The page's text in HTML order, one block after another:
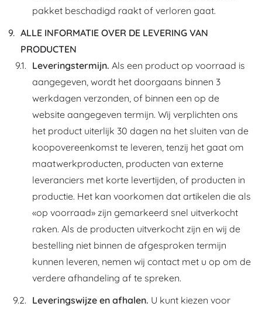
pakket beschadigd raakt of verloren gaat.
ALLE INFORMATIE OVER DE LEVERING VAN
PRODUCTEN
Leveringstermijn. Als een product op voorraad is
aangegeven, wordt het doorgaans binnen 3
werkdagen verzonden, of binnen een op de
website aangegeven termijn. Wij verplichten ons
het product uiterlijk 30 dagen na het sluiten van de
koopovereenkomst te leveren, tenzij het gaat om
maatwerkproducten, producten van externe
leveranciers met korte levertijden, of producten in
productie. Het kan voorkomen dat artikelen die als
«op voorraad» zijn gemarkeerd snel uitverkocht
raken. Als de producten uitverkocht zijn en wij de
bestelling niet binnen de afgesproken termijn
kunnen leveren, nemen wij contact met u op om de
verdere afhandeling af te spreken.
Leveringswijze en afhalen. U kunt kiezen voor